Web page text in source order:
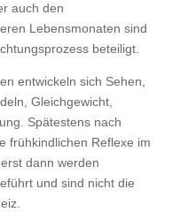
auch den
Lebensmonaten sind
beteiligt.
entwickeln sich Sehen,
Gleichgewicht,
Spätestens nach
frühkindlichen Reflexe im
dann werden
und sind nicht die